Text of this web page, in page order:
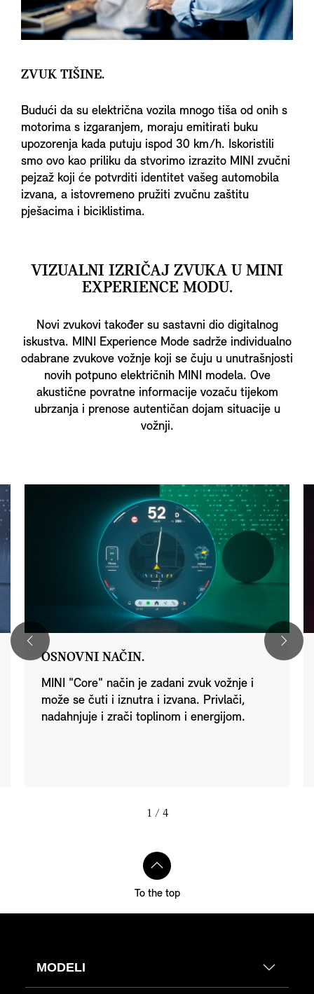
ZVUK TIŠINE.
Budući da su električna vozila mnogo tiša od onih s
motorima s izgaranjem, moraju emitirati buku
upozorenja kada putuju ispod 30 km/h. Iskoristili
smo ovo kao priliku da stvorimo izrazito MINI zvučni
pejzaž koji će potvrditi identitet vašeg automobila
izvana, a istovremeno pružiti zvučnu zaštitu
pješacima i biciklistima.
VIZUALNI IZRIČAJ ZVUKA U MINI
EXPERIENCE MODU.
Novi zvukovi također su sastavni dio digitalnog
iskustva. MINI Experience Mode sadrže individualno
odabrane zvukove vožnje koji se čuju u unutrašnjosti
novih potpuno električnih MINI modela. Ove
akustične povratne informacije vozaču tijekom
ubrzanja i prenose autentičan dojam situacije u
vožnji.
OSNOVNI NAČIN.
MINI "Core" način je zadani zvuk vožnje i
može se čuti i iznutra i izvana. Privlači,
nadahnjuje i zrači toplinom i energijom.
1 / 4
To the top
MODELI